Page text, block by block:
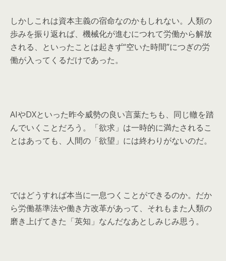
しかしこれは資本主義の宿命なのかもしれない。人類の
歩みを振り返れば、機械化が進むにつれて労働から解放
される、といったことは起きず“空いた時間”につぎの労
働が入ってくるだけであった。
AIやDXといった昨今威勢の良い言葉たちも、同じ轍を踏
んでいくことだろう。「欲求」は一時的に満たされるこ
とはあっても、人間の「欲望」には終わりがないのだ。
ではどうすれば本当に一息つくことができるのか。だか
ら労働基準法や働き方改革があって、それもまた人類の
磨き上げてきた「英知」なんだなあとしみじみ思う。